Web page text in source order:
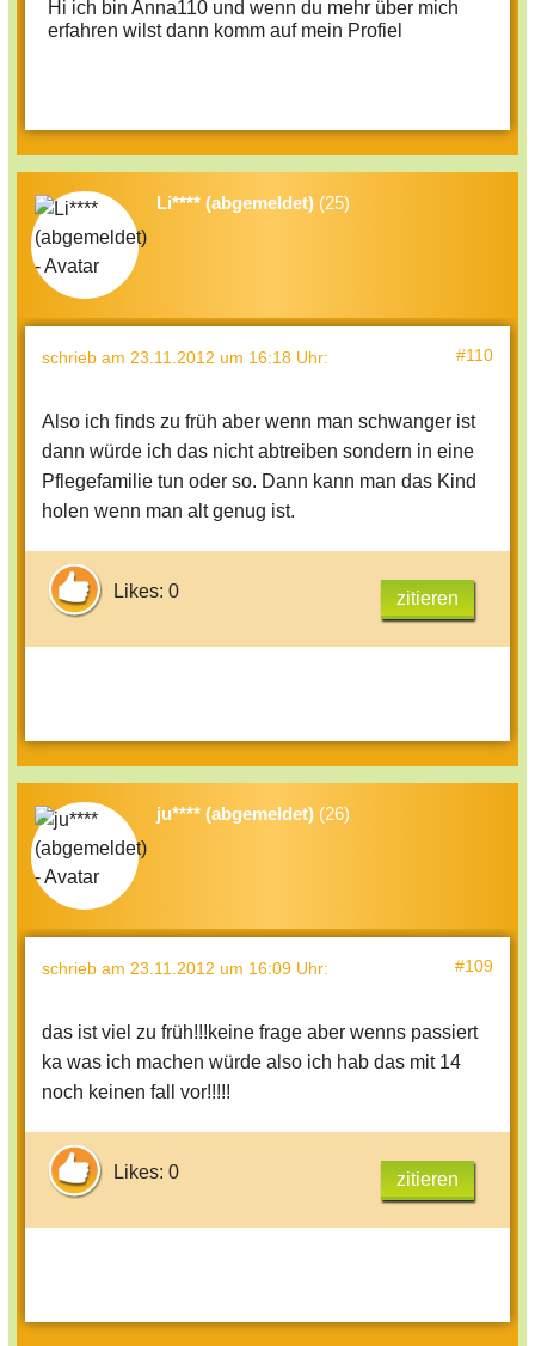
Hi ich bin Anna110 und wenn du mehr über mich
erfahren wilst dann komm auf mein Profiel
Li**** (abgemeldet) (25)
schrieb am 23.11.2012 um 16:18 Uhr: #110
Also ich finds zu früh aber wenn man schwanger ist
dann würde ich das nicht abtreiben sondern in eine
Pflegefamilie tun oder so. Dann kann man das Kind
holen wenn man alt genug ist.
Likes: 0 zitieren
ju**** (abgemeldet) (26)
schrieb am 23.11.2012 um 16:09 Uhr: #109
das ist viel zu früh!!!keine frage aber wenns passiert
ka was ich machen würde also ich hab das mit 14
noch keinen fall vor!!!!!
Likes: 0 zitieren